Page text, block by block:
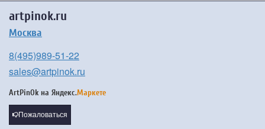
artpinok.ru
Москва
8(495)989-51-22
sales@artpinok.ru
ArtPinOk на Яндекс.Маркете
Пожаловаться